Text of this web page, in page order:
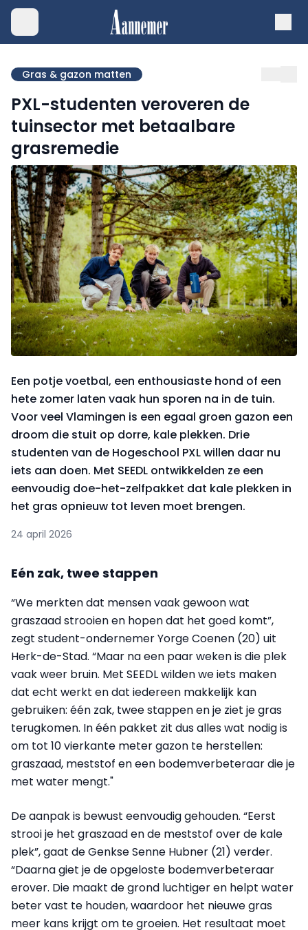
Gras & gazon matten
PXL-studenten veroveren de
tuinsector met betaalbare
grasremedie
Een potje voetbal, een enthousiaste hond of een
hete zomer laten vaak hun sporen na in de tuin.
Voor veel Vlamingen is een egaal groen gazon een
droom die stuit op dorre, kale plekken. Drie
studenten van de Hogeschool PXL willen daar nu
iets aan doen. Met SEEDL ontwikkelden ze een
eenvoudig doe-het-zelfpakket dat kale plekken in
het gras opnieuw tot leven moet brengen.
24 april 2026
Eén zak, twee stappen
“We merkten dat mensen vaak gewoon wat
graszaad strooien en hopen dat het goed komt”,
zegt student-ondernemer Yorge Coenen (20) uit
Herk-de-Stad. “Maar na een paar weken is die plek
vaak weer bruin. Met SEEDL wilden we iets maken
dat echt werkt en dat iedereen makkelijk kan
gebruiken: één zak, twee stappen en je ziet je gras
terugkomen. In één pakket zit dus alles wat nodig is
om tot 10 vierkante meter gazon te herstellen:
graszaad, meststof en een bodemverbeteraar die je
met water mengt."
De aanpak is bewust eenvoudig gehouden. “Eerst
strooi je het graszaad en de meststof over de kale
plek”, gaat de Genkse Senne Hubner (21) verder.
“Daarna giet je de opgeloste bodemverbeteraar
erover. Die maakt de grond luchtiger en helpt water
beter vast te houden, waardoor het nieuwe gras
meer kans krijgt om te groeien. Het resultaat moet